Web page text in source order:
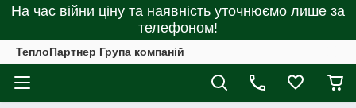
На час війни ціну та наявність уточнюємо лише за
телефоном!
ТеплоПартнер Група компаній